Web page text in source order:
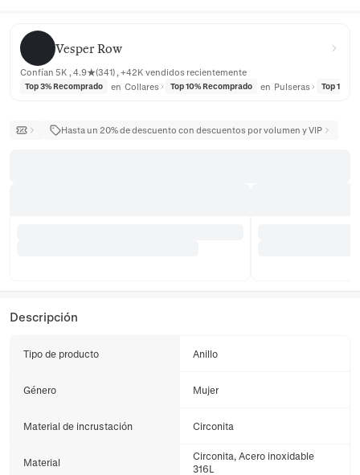
Vesper Row
Vesper Row
Confían 5K , 4.9★(341) , +42K vendidos recientemente
Top 3% Recomprado en Collares Top 10% Recomprado en Pulseras Top 10%
Hasta un 20% de descuento con descuentos por volumen y VIP
Descripción
Tipo de producto Anillo
Género Mujer
Material de incrustación Circonita
Material
Circonita, Acero inoxidable
316L